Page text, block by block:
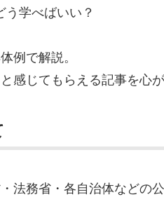
学べばいい？
例で解説。
感じてもらえる記事を心が
法務省・各自治体などの